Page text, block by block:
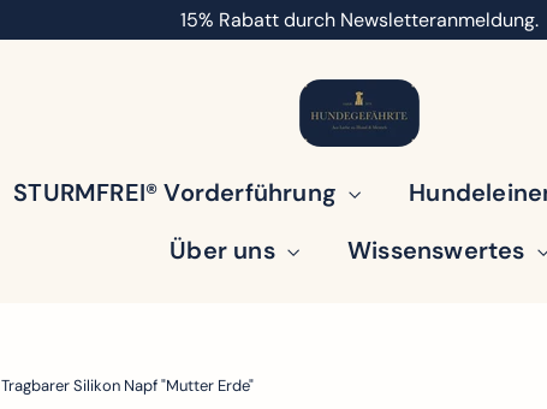
15% Rabatt durch Newsletteranmeldung.
STURMFREI® Vorderführung
Über uns
Wissenswertes
Tragbarer Silikon Napf "Mutter Erde"